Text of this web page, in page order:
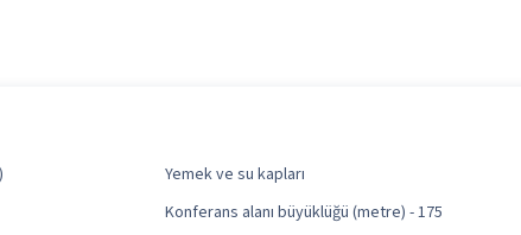
Yemek ve su kapları
Konferans alanı büyüklüğü (metre) - 175